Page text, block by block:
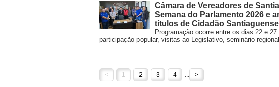
Câmara de Vereadores de
Semana do Parlamento 2026 e
títulos de Cidadão
Programação ocorre entre os dias 22 e
participação popular, visitas ao Legislativo, seminário
< 1 2 3 4 >